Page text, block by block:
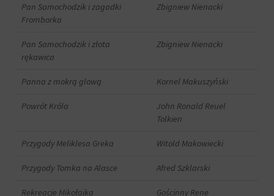
Pan Samochodzik i zagadki
Fromborka
Zbigniew Nienacki
Pan Samochodzik i złota
rękawica
Zbigniew Nienacki
Panna z mokrą glową Kornel Makuszyński
Powrót Króla
John Ronald Reuel
Tolkien
Przygody Meliklesa Greka Witold Makowiecki
Przygody Tomka na Alasce Afred Szklarski
Rekreacje Mikołajka Gościnny Rene